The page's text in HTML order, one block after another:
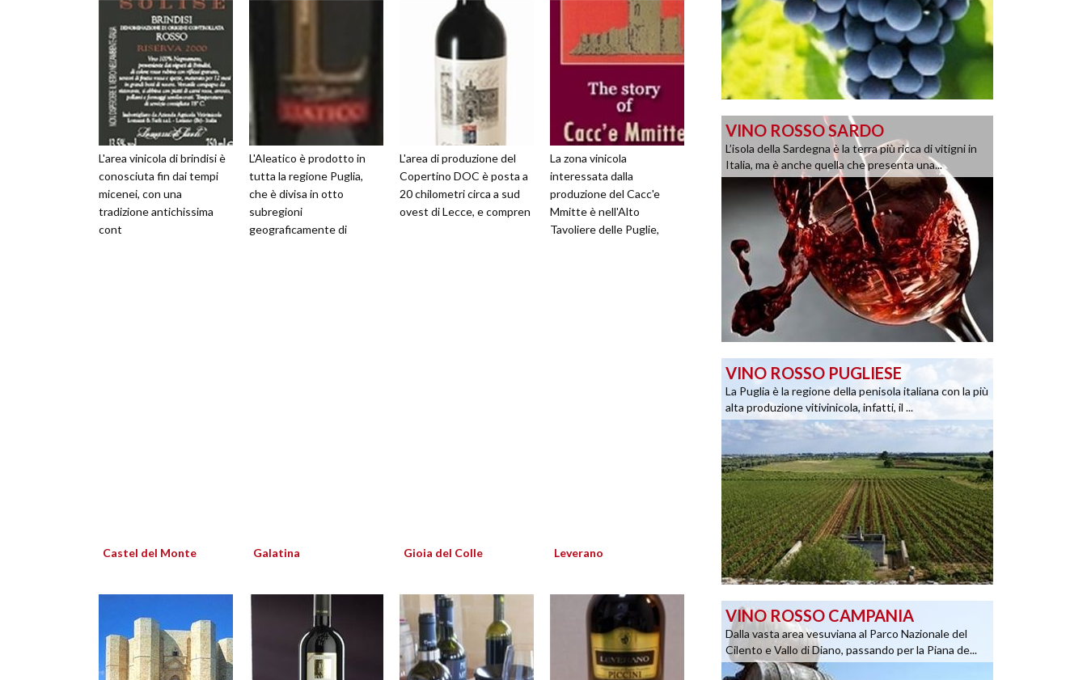
L'area vinicola di brindisi è
conosciuta fin dai tempi
micenei, con una
tradizione antichissima
cont
L'Aleatico è prodotto in
tutta la regione Puglia,
che è divisa in otto
subregioni
geograficamente di
L'area di produzione del
Copertino DOC è posta a
20 chilometri circa a sud
ovest di Lecce, e compren
La zona vinicola
interessata dalla
produzione del Cacc'e
Mmitte è nell'Alto
Tavoliere delle Puglie,
Castel del Monte Galatina Gioia del Colle Leverano
VINO ROSSO SARDO
L’isola della Sardegna è la terra più ricca di vitigni in
Italia, ma è anche quella che presenta una...
VINO ROSSO PUGLIESE
La Puglia è la regione della penisola italiana con la più
alta produzione vitivinicola, infatti, il ...
VINO ROSSO CAMPANIA
Dalla vasta area vesuviana al Parco Nazionale del
Cilento e Vallo di Diano, passando per la Piana de...